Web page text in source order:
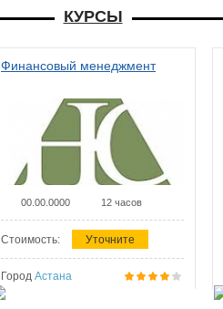
КУРСЫ
Финансовый менеджмент
00.00.0000 12 часов
Стоимость: Уточните
Город Астана